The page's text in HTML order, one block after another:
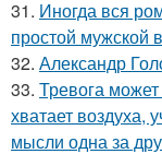
31. Иногда вся
простой мужской
32. Александр
33. Тревога
хватает воздуха,
мысли одна за